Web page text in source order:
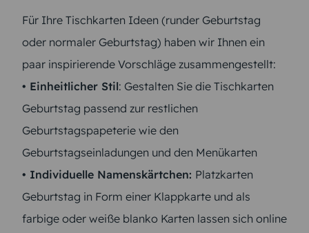
Für Ihre Tischkarten Ideen (runder Geburtstag
oder normaler Geburtstag) haben wir Ihnen ein
paar inspirierende Vorschläge zusammengestellt:
• Einheitlicher Stil: Gestalten Sie die Tischkarten
Geburtstag passend zur restlichen
Geburtstagspapeterie wie den
Geburtstagseinladungen und den Menükarten
• Individuelle Namenskärtchen: Platzkarten
Geburtstag in Form einer Klappkarte und als
farbige oder weiße blanko Karten lassen sich online